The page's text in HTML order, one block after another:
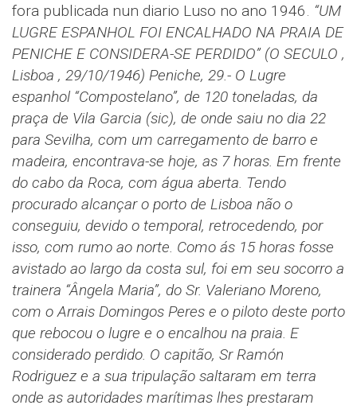
fora publicada nun diario Luso no ano 1946. “UM
LUGRE ESPANHOL FOI ENCALHADO NA PRAIA DE
PENICHE E CONSIDERA-SE PERDIDO” (O SECULO ,
Lisboa , 29/10/1946) Peniche, 29.- O Lugre
espanhol “Compostelano”, de 120 toneladas, da
praça de Vila Garcia (sic), de onde saiu no dia 22
para Sevilha, com um carregamento de barro e
madeira, encontrava-se hoje, as 7 horas. Em frente
do cabo da Roca, com água aberta. Tendo
procurado alcançar o porto de Lisboa não o
conseguiu, devido o temporal, retrocedendo, por
isso, com rumo ao norte. Como ás 15 horas fosse
avistado ao largo da costa sul, foi em seu socorro a
trainera “Ângela Maria”, do Sr. Valeriano Moreno,
com o Arrais Domingos Peres e o piloto deste porto
que rebocou o lugre e o encalhou na praia. E
considerado perdido. O capitão, Sr Ramón
Rodriguez e a sua tripulação saltaram em terra
onde as autoridades marítimas lhes prestaram